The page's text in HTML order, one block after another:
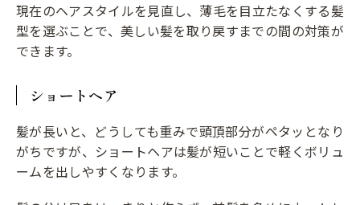
現在のヘアスタイルを見直し、薄毛を目立たなくする髪
型を選ぶことで、美しい髪を取り戻すまでの間の対策が
できます。
ショートヘア
髪が長いと、どうしても重みで頭頂部分がペタッとなり
がちですが、ショートヘアは髪が短いことで軽くボリュ
ームを出しやすくなります。